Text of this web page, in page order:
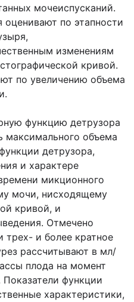
мочеиспусканий.
оценивают по этапности
изменениям
кривой.
по увеличению объема
функцию детрузора
максимального объема
детрузора,
и характере
микционного
мочи, нисходящему
кривой, и
Отмечено
трех- и более кратное
рассчитывают в мл/
плода на момент
функции
характеристики,